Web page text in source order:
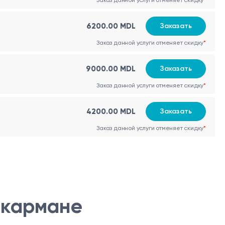
диагностики, позволяющий
6200.00 MDL Заказать
Заказ данной услуги отменяет скидку*
9000.00 MDL Заказать
Заказ данной услуги отменяет скидку*
4200.00 MDL Заказать
Заказ данной услуги отменяет скидку*